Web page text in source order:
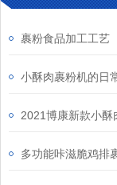
裹粉食品加工工艺
小酥肉裹粉机的日
多功能咔滋脆鸡排